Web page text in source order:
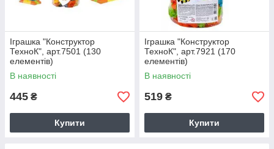
Іграшка "Конструктор
ТехноК", арт.7501 (130
елементів)
В наявності
445 ₴
Купити
Іграшка "Конструктор
ТехноК", арт.7921 (170
елементів)
В наявності
519 ₴
Купити